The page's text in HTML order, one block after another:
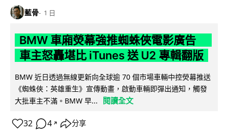
藍骨 1 日
BMW 車廂熒幕強推蜘蛛俠電影廣告
車主怒轟堪比 iTunes 送 U2 專輯翻版
BMW 近日透過無線更新向全球逾 70 個市場車輛中控熒幕推送
《蜘蛛俠：英雄重生》宣傳動畫，啟動車輛即彈出通知，觸發
大批車主不滿。BMW 早...
閱讀全文
32 4 ↗ 分享